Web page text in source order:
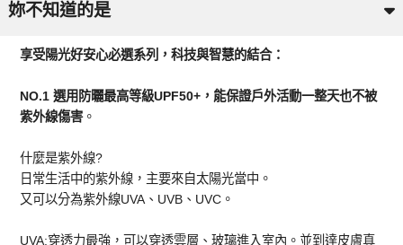
妳不知道的是
享受陽光好安心必選系列，科技與智慧的結合：
NO.1 選用防曬最高等級UPF50+，能保證戶外活動一整天也不被
紫外線傷害。
什麼是紫外線?
日常生活中的紫外線，主要來自太陽光當中。
又可以分為紫外線UVA、UVB、UVC。
UVA:穿透力最強，可以穿透雲層、玻璃進入室內。並到達皮膚真